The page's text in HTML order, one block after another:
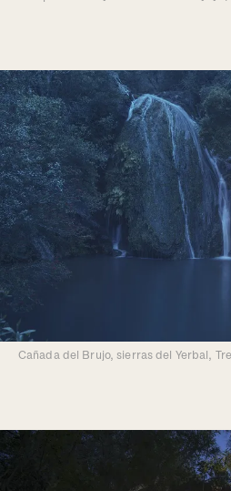
Cañada del Brujo, sierras del Yerbal,